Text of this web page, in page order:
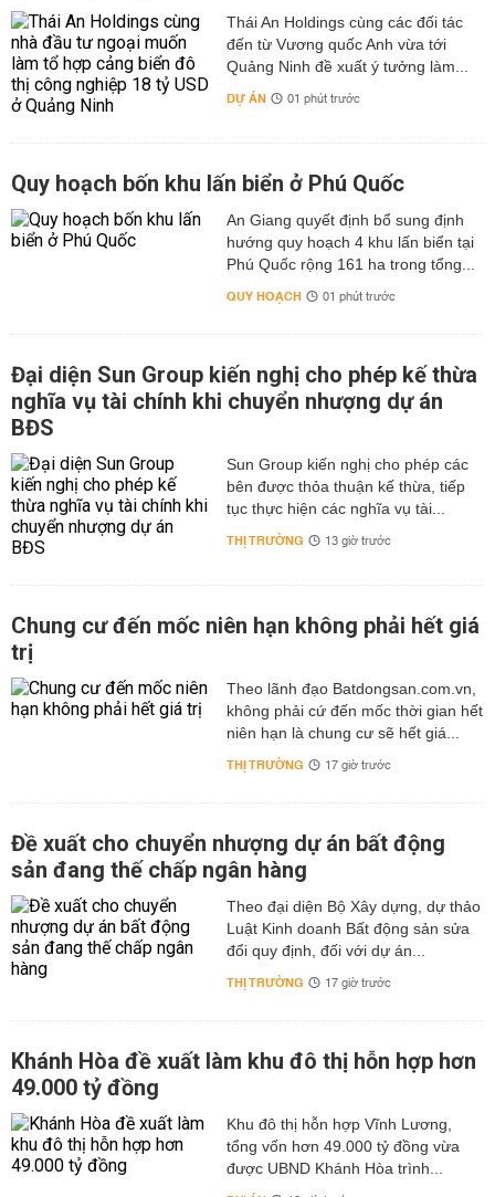
Thái An Holdings cùng các đối tác
đến từ Vương quốc Anh vừa tới
Quảng Ninh đề xuất ý tưởng làm...
DỰ ÁN 01 phút trước
Quy hoạch bốn khu lấn biển ở Phú Quốc
An Giang quyết định bổ sung định
hướng quy hoạch 4 khu lấn biển tại
Phú Quốc rộng 161 ha trong tổng...
QUY HOẠCH 01 phút trước
Đại diện Sun Group kiến nghị cho phép kế thừa
nghĩa vụ tài chính khi chuyển nhượng dự án
BĐS
Sun Group kiến nghị cho phép các
bên được thỏa thuận kế thừa, tiếp
tục thực hiện các nghĩa vụ tài...
THỊ TRƯỜNG 13 giờ trước
Chung cư đến mốc niên hạn không phải hết giá
trị
Theo lãnh đạo Batdongsan.com.vn,
không phải cứ đến mốc thời gian hết
niên hạn là chung cư sẽ hết giá...
THỊ TRƯỜNG 17 giờ trước
Đề xuất cho chuyển nhượng dự án bất động
sản đang thế chấp ngân hàng
Theo đại diện Bộ Xây dựng, dự thảo
Luật Kinh doanh Bất động sản sửa
đổi quy định, đối với dự án...
THỊ TRƯỜNG 17 giờ trước
Khánh Hòa đề xuất làm khu đô thị hỗn hợp hơn
49.000 tỷ đồng
Khu đô thị hỗn hợp Vĩnh Lương,
tổng vốn hơn 49.000 tỷ đồng vừa
được UBND Khánh Hòa trình...